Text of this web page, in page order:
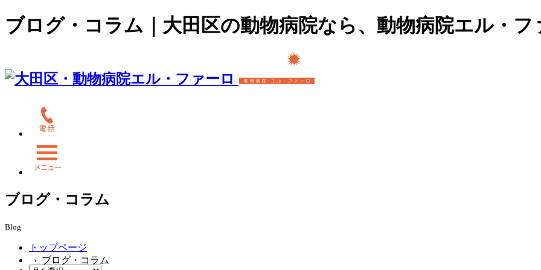
ブログ・コラム｜大田区の動物病院なら、動物病院エル・フ
ブログ・コラム
Blog
トップページ
› ブログ・コラム